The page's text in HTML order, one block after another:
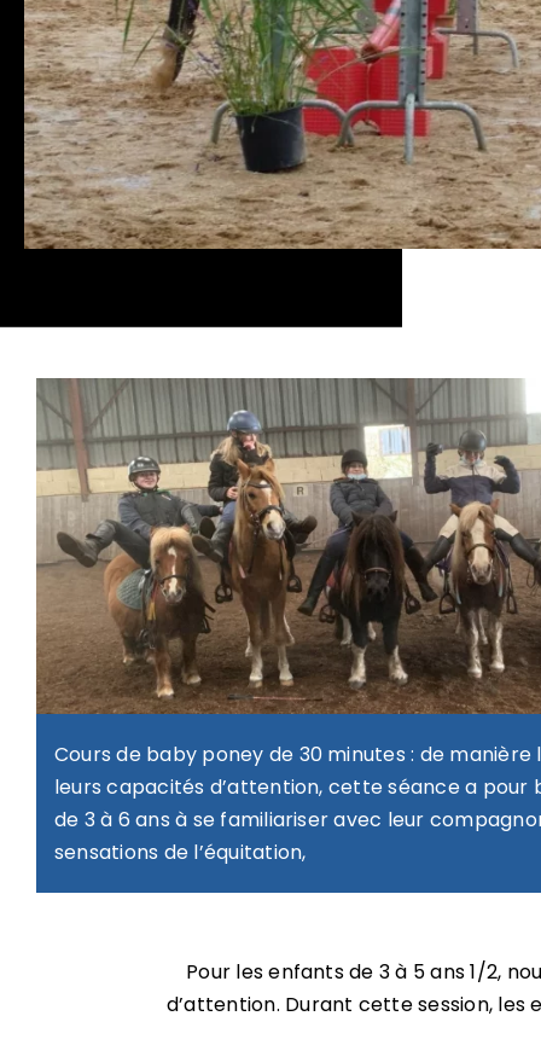
Cours de baby poney de 30 minutes : de
leurs capacités d’attention, cette séance a pour
de 3 à 6 ans à se familiariser avec leur
sensations de l’équitation,
Pour les enfants de 3 à 5 ans 1/2,
d’attention. Durant cette session,